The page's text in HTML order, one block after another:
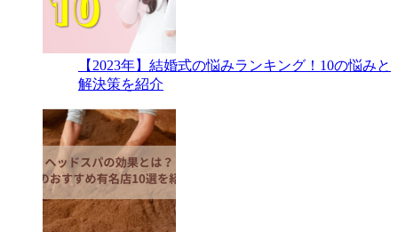
【2023年】結婚式の悩みランキング！10の悩みと
解決策を紹介